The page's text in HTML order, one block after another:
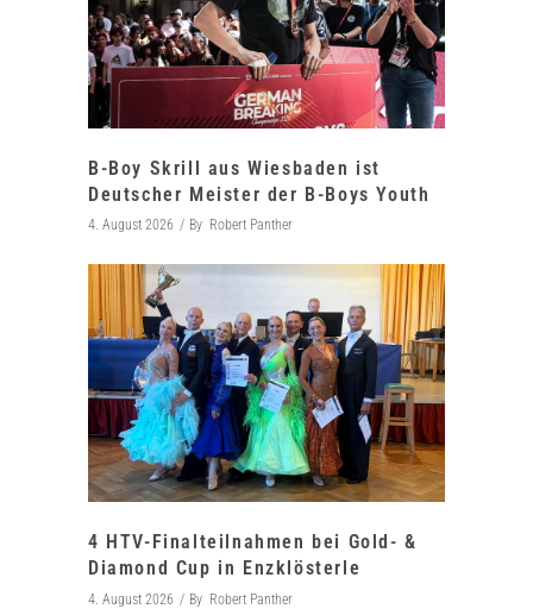
B-Boy Skrill aus Wiesbaden ist
Deutscher Meister der B-Boys Youth
4. August 2026 By Robert Panther
4 HTV-Finalteilnahmen bei Gold- &
Diamond Cup in Enzklösterle
4. August 2026 By Robert Panther